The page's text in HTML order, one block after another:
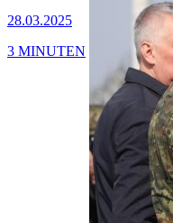
28.03.2025
3 MINUTEN